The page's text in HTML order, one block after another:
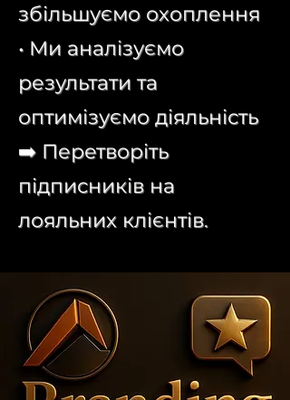
збільшуємо охоплення
• Ми аналізуємо
результати та
оптимізуємо діяльність
➡️ Перетворіть
підписників на
лояльних клієнтів.